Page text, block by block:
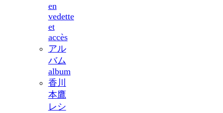
en
vedette
et
accès
アル
バム
album
香川
本鷹
レシ